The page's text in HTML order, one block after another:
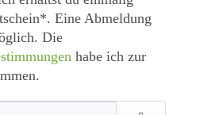
Eine Abmeldung
Die
habe ich zur